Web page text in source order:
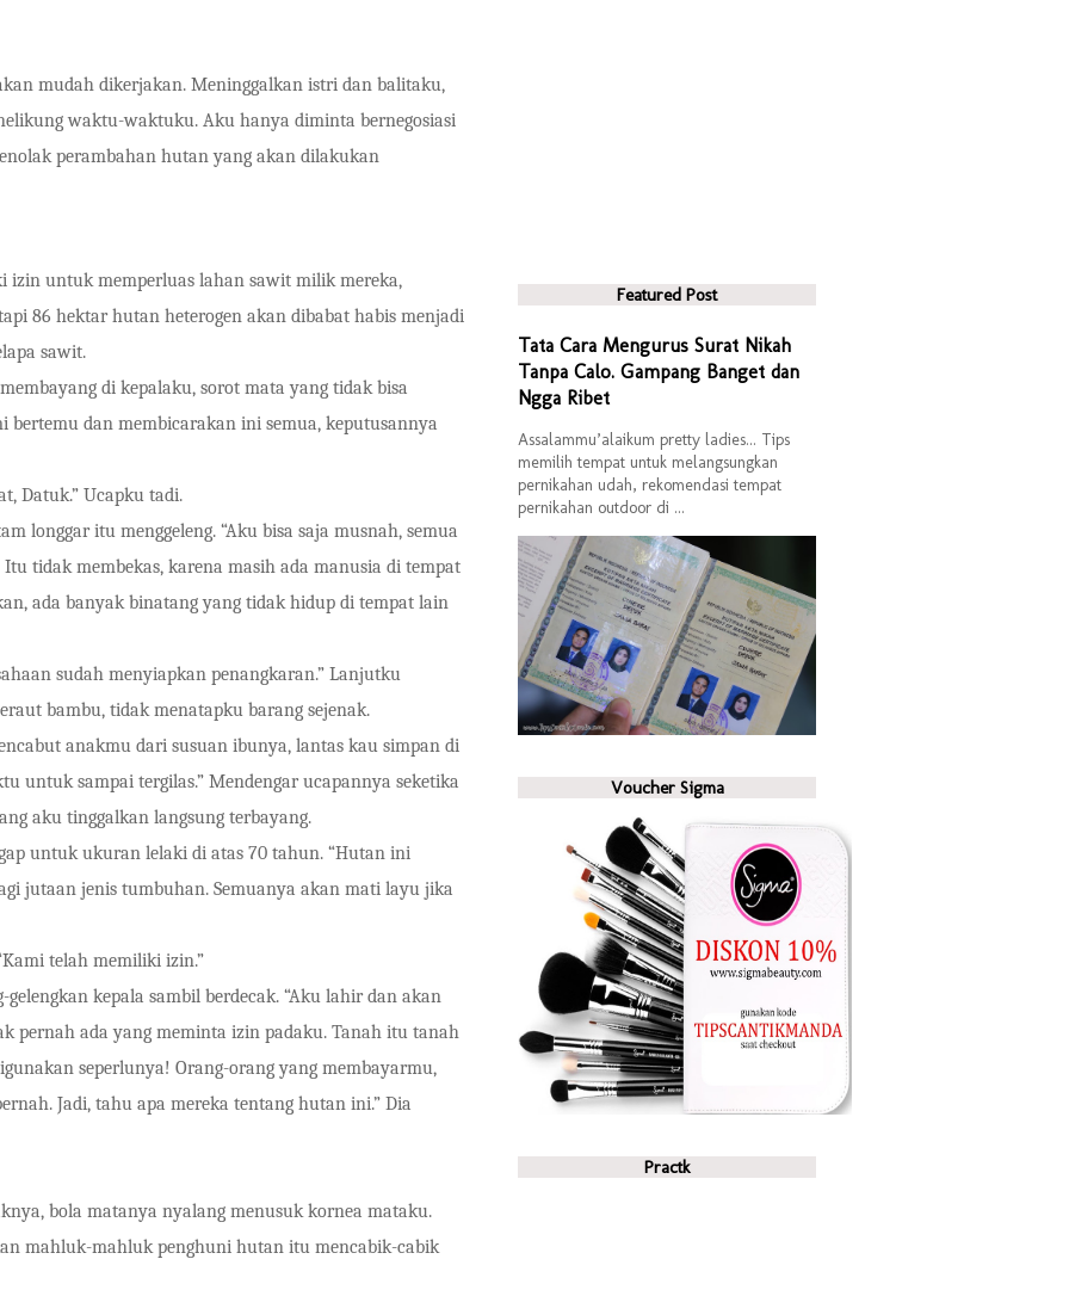
dikerjakan. Meninggalkan istri dan balitaku,
waktu-waktuku. Aku hanya diminta bernegosiasi
perambahan hutan yang akan dilakukan
untuk memperluas lahan sawit milik mereka,
86 hektar hutan heterogen akan dibabat habis menjadi
sawit.
di kepalaku, sorot mata yang tidak bisa
bertemu dan membicarakan ini semua, keputusannya
Ucapku tadi.
itu menggeleng. “Aku bisa saja musnah, semua
tidak membekas, karena masih ada manusia di tempat
ada banyak binatang yang tidak hidup di tempat lain
sudah menyiapkan penangkaran.” Lanjutku
bambu, tidak menatapku barang sejenak.
anakmu dari susuan ibunya, lantas kau simpan di
untuk sampai tergilas.” Mendengar ucapannya seketika
aku tinggalkan langsung terbayang.
untuk ukuran lelaki di atas 70 tahun. “Hutan ini
jutaan jenis tumbuhan. Semuanya akan mati layu jika
telah memiliki izin.”
gelengkan kepala sambil berdecak. “Aku lahir dan akan
pernah ada yang meminta izin padaku. Tanah itu tanah
seperlunya! Orang-orang yang membayarmu,
Jadi, tahu apa mereka tentang hutan ini.” Dia
bola matanya nyalang menusuk kornea mataku.
mahluk-mahluk penghuni hutan itu mencabik-cabik
Featured Post
Tata Cara Mengurus Surat Nikah
Tanpa Calo. Gampang Banget dan
Ngga Ribet
Assalammu’alaikum pretty ladies... Tips
memilih tempat untuk melangsungkan
pernikahan udah, rekomendasi tempat
pernikahan outdoor di ...
Voucher Sigma
Practk